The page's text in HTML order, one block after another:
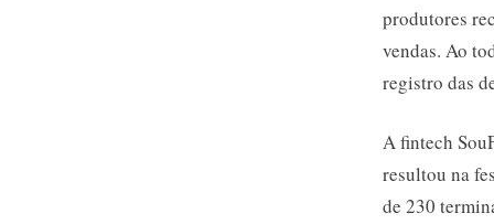
produtores
vendas. Ao
registro das
A fintech
resultou na
de 230